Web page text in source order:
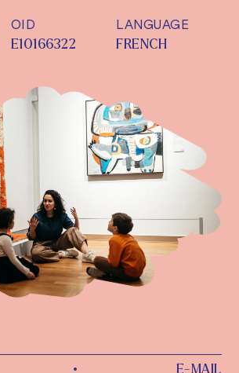
OID
E10166322
LANGUAGE
FRENCH
• E-MAIL